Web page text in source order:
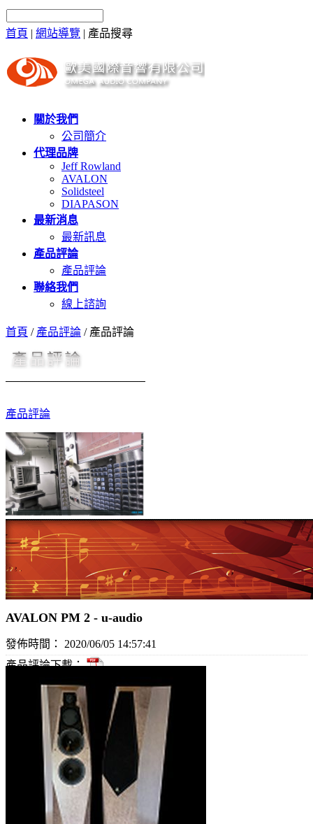
首頁 | 網站導覽 | 產品搜尋
關於我們
公司簡介
代理品牌
Jeff Rowland
AVALON
Solidsteel
DIAPASON
最新消息
最新訊息
產品評論
產品評論
聯絡我們
線上諮詢
首頁 / 產品評論 / 產品評論
產品評論
AVALON PM 2 - u-audio
發佈時間： 2020/06/05 14:57:41
產品評論下載：